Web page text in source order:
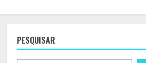
PESQUISAR